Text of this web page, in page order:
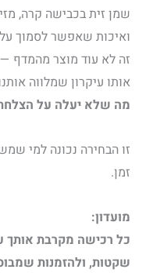
שמן זית בכבישה קרה,
ואיכות שאפשר לסמוך
זה לא עוד מוצר מהמדף
אותו עיקרון שמלווה
מה שלא יעלה על
זו הבחירה נכונה למי
זמן.
מועדון:
כל רכישה מקרבת אותך
שקטות, ולהזמנות